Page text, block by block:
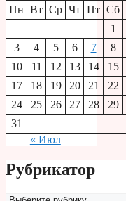
Пн Вт Ср Чт Пт Сб
1
3
4 5 6 7 8
10
11 12 13 14 15
17
18 19 20 21 22
24
25 26 27 28 29
31
« Июл
Рубрикатор
Рубрикатор